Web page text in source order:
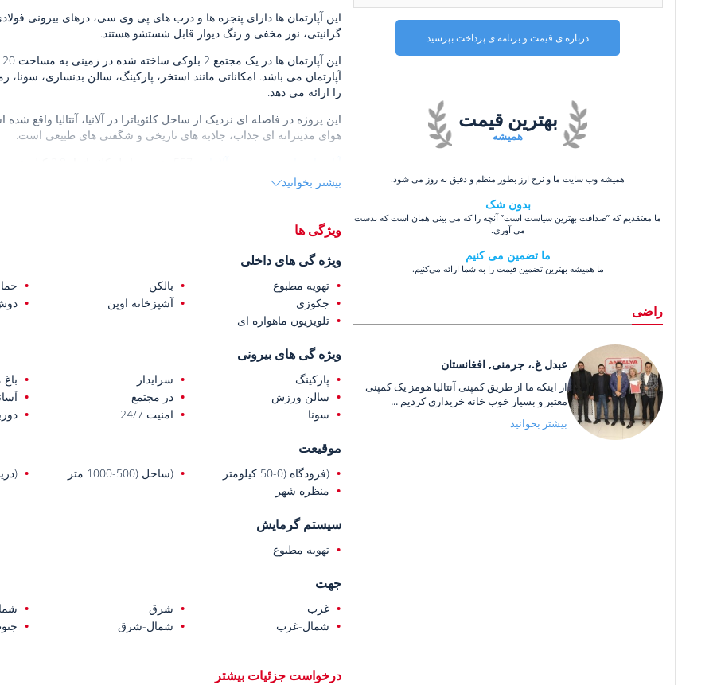
درباره ی قیمت و برنامه ی پرداخت بپرسید
این آپارتمان ها دارای پنجره ها و درب های پی وی سی، درهای بیرونی
گرانیتی، نور مخفی و رنگ دیوار قابل شستشو هستند.
آپارتمان می باشد. امکاناتی مانند استخر، پارکینگ، سالن بدنسازی، سونا،
را ارائه می دهد.
این پروژه در فاصله ای نزدیک از ساحل کلئوپاترا در آلانیا، آنتالیا
هوای مدیترانه ای جذاب، جاذبه های تاریخی و شگفتی های طبیعی است.
40.8 کیلومتری فرودگاه بین المللی آلانیا-گازیپاشا قرار دارند.
بیشتر بخوانید
ویژگی ها
ویژه گی های داخلی
تهویه مطبوع بالکن
جکوزی
آشپزخانه اوپن
تلویزیون ماهواره ای
ویژه گی های بیرونی
پارکینگ سرایدار
سالن ورزش
در مجتمع
سونا
امنیت 24/7
موقیعت
(فرودگاه (0-50 کیلومتر (ساحل (500-1000 متر
(دریا (0-1
منظره شهر
سیستم گرمایش
تهویه مطبوع
جهت
غرب شرق
شمال-غرب
شمال-شرق
همیشه
بهترین قیمت
همیشه وب سایت ما و نرخ ارز بطور منظم و دقیق به روز می شود.
بدون شک
ما معتقدیم که ”صداقت بهترین سیاست است” آنچه را که می بینی همان است که بدست
می آوری.
ما تضمین می کنیم
ما همیشه بهترین تضمین قیمت را به شما ارائه می‌کنیم.
راضی
عبدل غ.، جرمنی, افغانستان
از اینکه ما از طریق کمپنی آنتالیا هومز یک کمپنی
معتبر و بسیار خوب خانه خریداری کردیم ...
بیشتر بخوانید
درخواست جزئیات بیشتر